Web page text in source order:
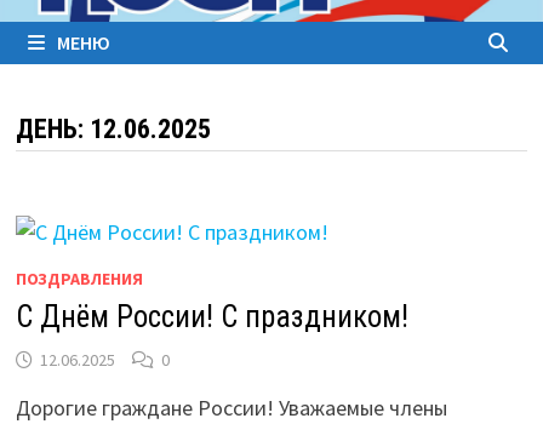
МЕНЮ
ДЕНЬ: 12.06.2025
ПОЗДРАВЛЕНИЯ
С Днём России! С праздником!
12.06.2025 0
Дорогие граждане России! Уважаемые члены